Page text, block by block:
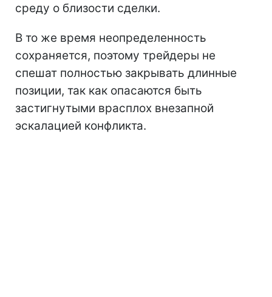
среду о близости сделки.
В то же время неопределенность
сохраняется, поэтому трейдеры не
спешат полностью закрывать длинные
позиции, так как опасаются быть
застигнутыми врасплох внезапной
эскалацией конфликта.